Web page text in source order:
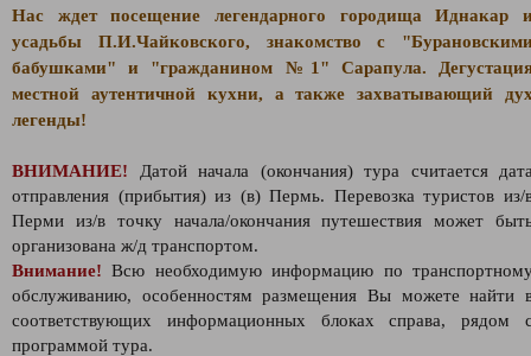
Нас ждет посещение легендарного городища Иднакар
усадьбы П.И.Чайковского, знакомство с
бабушками" и "гражданином №1" Сарапула.
местной аутентичной кухни, а также захватывающий
легенды!
ВНИМАНИЕ! Датой начала (окончания) тура считается
отправления (прибытия) из (в) Пермь. Перевозка туристов из/
Перми из/в точку начала/окончания путешествия может
организована ж/д транспортом.
Внимание! Всю необходимую информацию по
обслуживанию, особенностям размещения Вы можете найти
соответствующих информационных блоках справа, рядом
программой тура.